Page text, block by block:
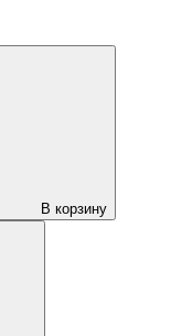
В корзину